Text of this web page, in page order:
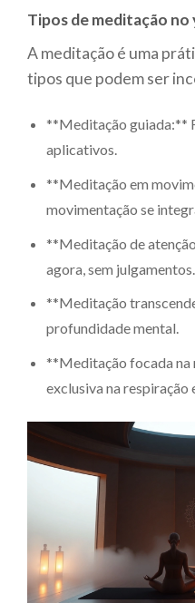
Tipos de meditação no
A meditação é uma
tipos que podem ser
**Meditação guiada:**
aplicativos.
**Meditação em
movimentação se
**Meditação de
agora, sem julgamentos.
**Meditação
profundidade mental.
**Meditação focada na
exclusiva na respiração